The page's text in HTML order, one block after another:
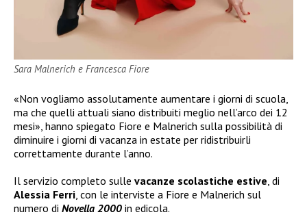
Sara Malnerich e Francesca Fiore
«Non vogliamo assolutamente aumentare i giorni di scuola,
ma che quelli attuali siano distribuiti meglio nell’arco dei 12
mesi», hanno spiegato Fiore e Malnerich sulla possibilità di
diminuire i giorni di vacanza in estate per ridistribuirli
correttamente durante l’anno.
Il servizio completo sulle vacanze scolastiche estive , di
Alessia Ferri , con le interviste a Fiore e Malnerich sul
numero di Novella 2000 in edicola.